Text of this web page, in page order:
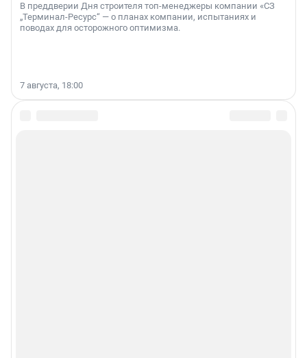
В преддверии Дня строителя топ-менеджеры компании «СЗ
„Терминал-Ресурс“ — о планах компании, испытаниях и
поводах для осторожного оптимизма.
7 августа, 18:00